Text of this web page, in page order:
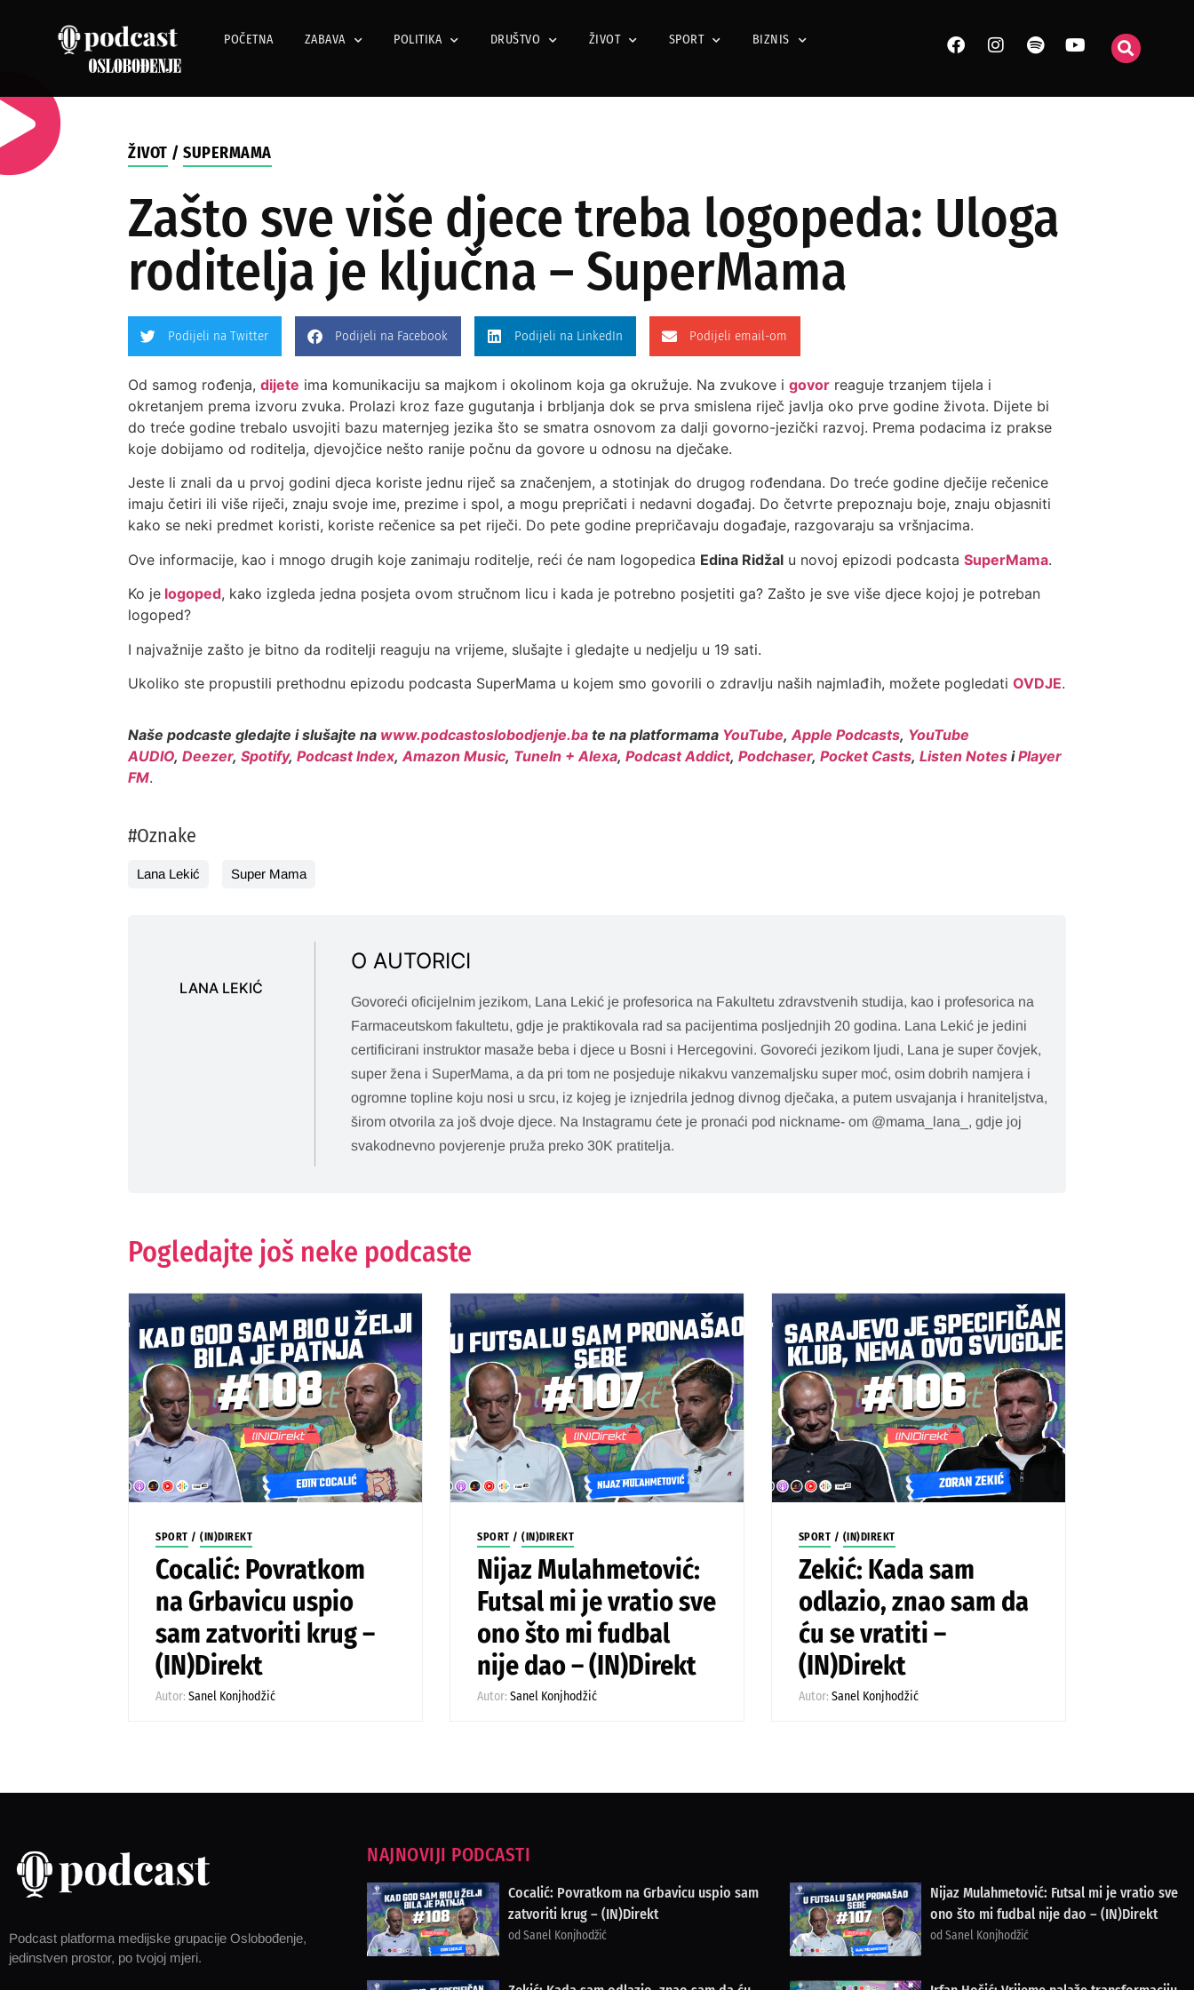
POČETNA ZABAVA POLITIKA DRUŠTVO ŽIVOT SPORT BIZNIS
ŽIVOT /SUPERMAMA
Zašto sve više djece treba logopeda: Uloga
roditelja je ključna – SuperMama
Podijeli na Twitter Podijeli na Facebook Podijeli na LinkedIn Podijeli email-om
Od samog rođenja,dijete ima komunikaciju sa majkom i okolinom koja ga okružuje. Na zvukove igovor reaguje trzanjem tijela i
okretanjem prema izvoru zvuka. Prolazi kroz faze gugutanja i brbljanja dok se prva smislena riječ javlja oko prve godine života. Dijete bi
do treće godine trebalo usvojiti bazu maternjeg jezika što se smatra osnovom za dalji govorno-jezički razvoj. Prema podacima iz prakse
koje dobijamo od roditelja, djevojčice nešto ranije počnu da govore u odnosu na dječake.
Jeste li znali da u prvoj godini djeca koriste jednu riječ sa značenjem, a stotinjak do drugog rođendana. Do treće godine dječije rečenice
imaju četiri ili više riječi, znaju svoje ime, prezime i spol, a mogu prepričati i nedavni događaj. Do četvrte prepoznaju boje, znaju objasniti
kako se neki predmet koristi, koriste rečenice sa pet riječi. Do pete godine prepričavaju događaje, razgovaraju sa vršnjacima.
Ove informacije, kao i mnogo drugih koje zanimaju roditelje, reći će nam logopedica Edina Ridžal u novoj epizodi podcastaSuperMama.
Ko je logoped, kako izgleda jedna posjeta ovom stručnom licu i kada je potrebno posjetiti ga? Zašto je sve više djece kojoj je potreban
logoped?
I najvažnije zašto je bitno da roditelji reaguju na vrijeme, slušajte i gledajte u nedjelju u 19 sati.
Ukoliko ste propustili prethodnu epizodu podcasta SuperMama u kojem smo govorili o zdravlju naših najmlađih, možete pogledatiOVDJE.
Naše podcaste gledajte i slušajte na www.podcastoslobodjenje.bate na platformama YouTube,Apple Podcasts, YouTube
AUDIO,Deezer,Spotify,Podcast Index,Amazon Music, TuneIn + Alexa,Podcast Addict,Podchaser,Pocket Casts,Listen Notes iPlayer
FM.
#Oznake
Lana Lekić Super Mama
LANA LEKIĆ
O AUTORICI
Govoreći oficijelnim jezikom, Lana Lekić je profesorica na Fakultetu zdravstvenih studija, kao i profesorica na
Farmaceutskom fakultetu, gdje je praktikovala rad sa pacijentima posljednjih 20 godina. Lana Lekić je jedini
certificirani instruktor masaže beba i djece u Bosni i Hercegovini. Govoreći jezikom ljudi, Lana je super čovjek,
super žena i SuperMama, a da pri tom ne posjeduje nikakvu vanzemaljsku super moć, osim dobrih namjera i
ogromne topline koju nosi u srcu, iz kojeg je iznjedrila jednog divnog dječaka, a putem usvajanja i hraniteljstva,
širom otvorila za još dvoje djece. Na Instagramu ćete je pronaći pod nickname- om @mama_lana_, gdje joj
svakodnevno povjerenje pruža preko 30K pratitelja.
Pogledajte još neke podcaste
SPORT /(IN)DIREKT
Cocalić: Povratkom
na Grbavicu uspio
sam zatvoriti krug –
(IN)Direkt
Autor:Sanel Konjhodžić
SPORT /(IN)DIREKT
Nijaz Mulahmetović:
Futsal mi je vratio sve
ono što mi fudbal
nije dao – (IN)Direkt
Autor:Sanel Konjhodžić
SPORT / (IN)DIREKT
Zekić: Kada sam
odlazio, znao sam da
ću se vratiti –
(IN)Direkt
Autor: Sanel Konjhodžić
Podcast platforma medijske grupacije Oslobođenje,
jedinstven prostor, po tvojoj mjeri.
NAJNOVIJI PODCASTI
Cocalić: Povratkom na Grbavicu uspio sam
zatvoriti krug – (IN)Direkt
od Sanel Konjhodžić
Nijaz Mulahmetović: Futsal mi je vratio sve
ono što mi fudbal nije dao – (IN)Direkt
od Sanel Konjhodžić